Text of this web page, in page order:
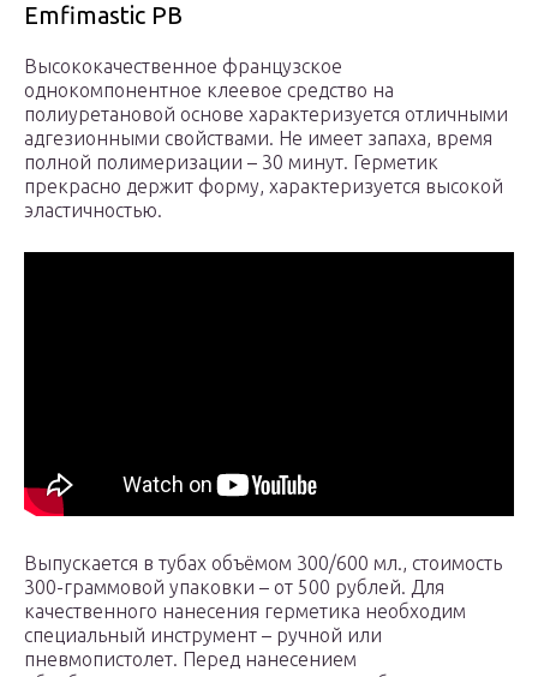
Emfimastic РВ
Высококачественное французское
однокомпонентное клеевое средство на
полиуретановой основе характеризуется отличными
адгезионными свойствами. Не имеет запаха, время
полной полимеризации – 30 минут. Герметик
прекрасно держит форму, характеризуется высокой
эластичностью.
Выпускается в тубах объёмом 300/600 мл., стоимость
300-граммовой упаковки – от 500 рублей. Для
качественного нанесения герметика необходим
специальный инструмент – ручной или
пневмопистолет. Перед нанесением